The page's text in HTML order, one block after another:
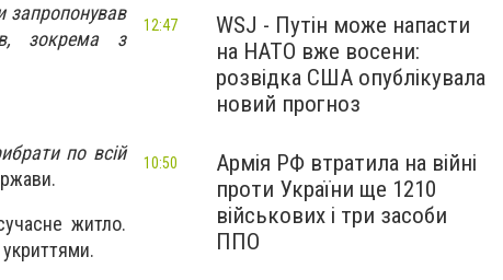
запропонував
зокрема з
по всій
житло.
WSJ - Путін може напасти
на НАТО вже восени:
розвідка США опублікувала
новий прогноз
12:47
Армія РФ втратила на війні
проти України ще 1210
військових і три засоби
ППО
10:50